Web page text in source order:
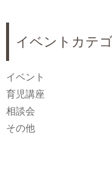
イベントカテ
イベント
育児講座
相談会
その他